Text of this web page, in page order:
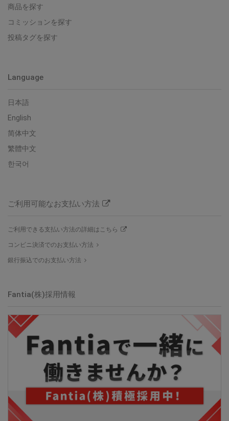
商品を探す
コミッションを探す
投稿タグを探す
Language
日本語
English
简体中文
繁體中文
한국어
ご利用可能なお支払い方法
ご利用できる支払い方法の詳細はこちら
コンビニ決済でのお支払い方法
銀行振込でのお支払い方法
Fantia(株)採用情報